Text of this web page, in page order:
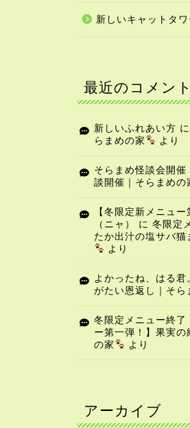
新しいキャットタワ
最近のコメント
新しいふれあい方 に
らまめの家
より
そらまめ怪談会開催
談開催｜そらまめの
【冬限定新メニュ
（ニャ）
に 冬限定
たか出汁の塩サバ猫
より
よかったね、はる君
がたい恩返し｜そら
冬限定メニュー終了
ー第一弾！】果実の
の家
より
アーカイブ